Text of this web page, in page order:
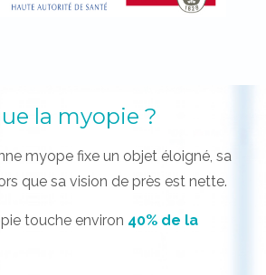
la myopie ?
myope fixe un objet éloigné, sa
que sa vision de près est nette.
touche environ 40% de la